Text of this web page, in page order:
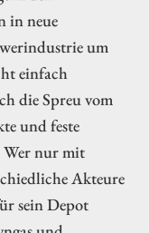
in neue
um
einfach
die Spreu vom
und feste
Wer nur mit
Akteure
sein Depot